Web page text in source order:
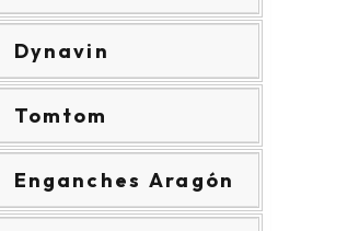
Dynavin
Tomtom
Enganches Aragón